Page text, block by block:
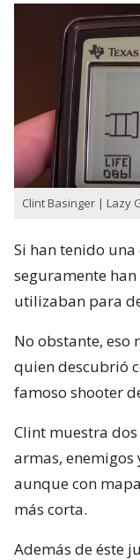
Clint Basinger | Lazy
Si han tenido
seguramente
utilizaban para
No obstante, eso
quien descubrió
famoso shooter
Clint muestra dos
armas, enemigos
aunque con
más corta.
Además de éste